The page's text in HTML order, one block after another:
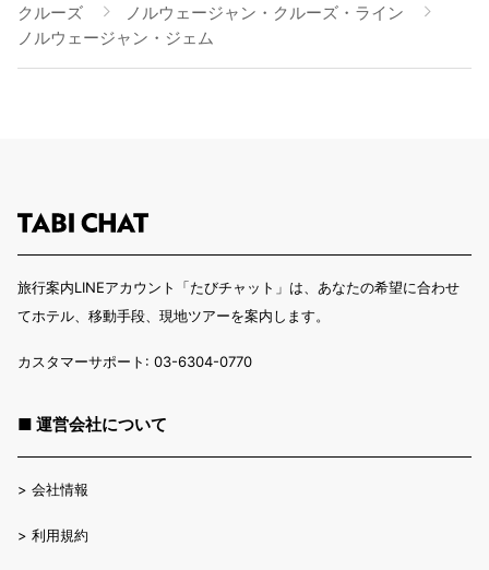
クルーズ
ノルウェージャン・クルーズ・ライン
ノルウェージャン・ジェム
旅行案内LINEアカウント「たびチャット」は、あなたの希望に合わせ
てホテル、移動手段、現地ツアーを案内します。
カスタマーサポート: 03-6304-0770
■ 運営会社について
> 会社情報
> 利用規約